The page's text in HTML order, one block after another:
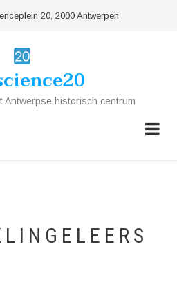
20, 2000 Antwerpen
Antwerpse historisch centrum